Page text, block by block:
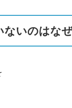
いのはな